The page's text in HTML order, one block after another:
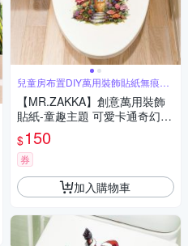
兒童房布置DIY萬用裝飾貼紙無痕牆
貼
【MR.ZAKKA】創意萬用裝飾
貼紙-童趣主題 可愛卡通奇幻磨
菇 K款 兒童房布置 DIY可移式
壁貼 無痕壁貼 牆貼
$150
券
加入購物車